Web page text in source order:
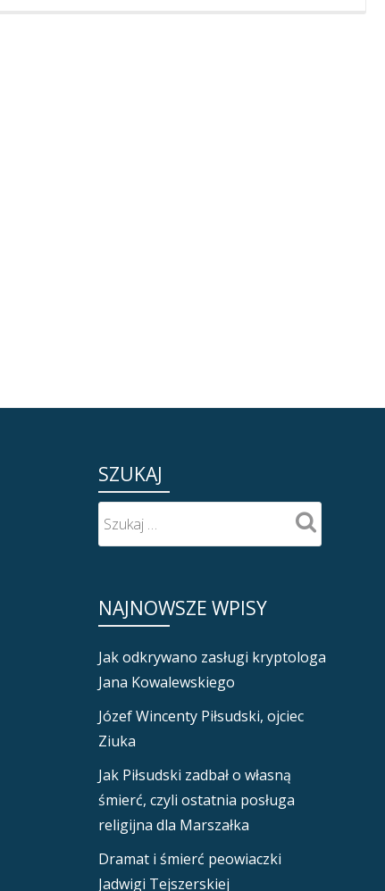
SZUKAJ
NAJNOWSZE WPISY
Jak odkrywano zasługi kryptologa
Jana Kowalewskiego
Józef Wincenty Piłsudski, ojciec
Ziuka
Jak Piłsudski zadbał o własną
śmierć, czyli ostatnia posługa
religijna dla Marszałka
Dramat i śmierć peowiaczki
Jadwigi Tejszerskiej